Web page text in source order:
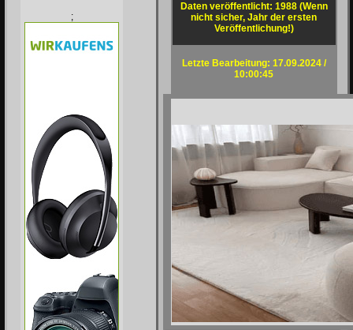
;
Daten veröffentlicht: 1988 (Wenn
nicht sicher, Jahr der ersten
Veröffentlichung!)
Letzte Bearbeitung: 17.09.2024 /
10:00:45